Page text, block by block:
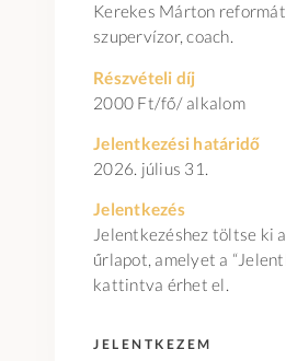
Kerekes Márton
szupervízor, coach.
Részvételi díj
2000 Ft/fő/ alkalom
Jelentkezési határidő
2026. július 31.
Jelentkezés
Jelentkezéshez töltse ki
űrlapot, amelyet a
kattintva érhet el.
JELENTKEZEM